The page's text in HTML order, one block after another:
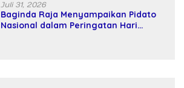
Juli 31, 2026
Baginda Raja Menyampaikan Pidato
Nasional dalam Peringatan Hari